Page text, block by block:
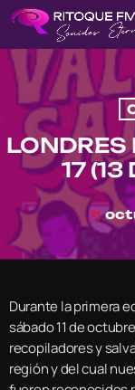
17
today
Durante la primera
sábado 11 de
recopiladores y
región y del cual